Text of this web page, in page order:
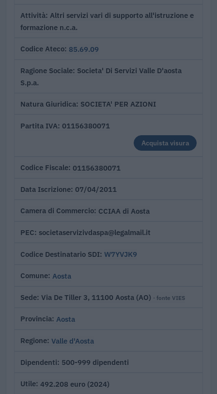
Attività Altri servizi vari di supporto all'istruzione e
formazione n.c.a.
Codice Ateco 85.69.09
Ragione Sociale Societa' Di Servizi Valle D'aosta
S.p.a.
Natura Giuridica SOCIETA' PER AZIONI
Partita IVA 01156380071
Acquista visura
Codice Fiscale 01156380071
Data Iscrizione 07/04/2011
Camera di Commercio CCIAA di Aosta
PEC societaservizivdaspa@legalmail.it
Codice Destinatario SDI W7YVJK9
Comune Aosta
Sede Via De Tiller 3, 11100 Aosta (AO) · fonte VIES
Provincia Aosta
Regione Valle d'Aosta
Dipendenti 500-999 dipendenti
Utile 492.208 euro (2024)